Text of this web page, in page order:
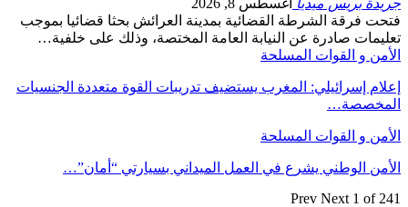
فتحت فرقة الشرطة القضائية بمدينة العرائش بحثا قضائيا بموجب
تعليمات صادرة عن النيابة العامة المختصة، وذلك على خلفية…
الأمن و القوات المسلحة
إعلام إسرائيلي: المغرب يستضيف تدريبات القوة متعددة الجنسيات
المخصصة…
الأمن و القوات المسلحة
الأمن الوطني يشرع في العمل الميداني بسيارتي “أمان”…
Prev Next 1 of 241